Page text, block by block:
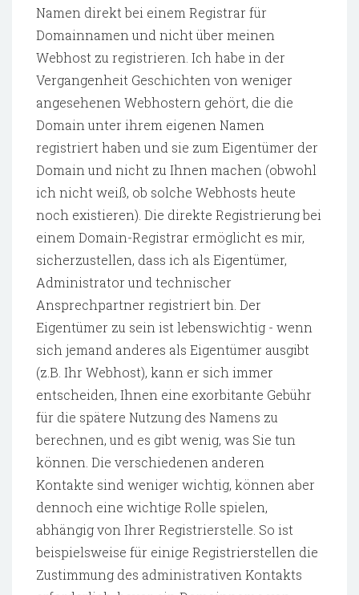
Namen direkt bei einem Registrar für
Domainnamen und nicht über meinen
Webhost zu registrieren. Ich habe in der
Vergangenheit Geschichten von weniger
angesehenen Webhostern gehört, die die
Domain unter ihrem eigenen Namen
registriert haben und sie zum Eigentümer der
Domain und nicht zu Ihnen machen (obwohl
ich nicht weiß, ob solche Webhosts heute
noch existieren). Die direkte Registrierung bei
einem Domain-Registrar ermöglicht es mir,
sicherzustellen, dass ich als Eigentümer,
Administrator und technischer
Ansprechpartner registriert bin. Der
Eigentümer zu sein ist lebenswichtig - wenn
sich jemand anderes als Eigentümer ausgibt
(z.B. Ihr Webhost), kann er sich immer
entscheiden, Ihnen eine exorbitante Gebühr
für die spätere Nutzung des Namens zu
berechnen, und es gibt wenig, was Sie tun
können. Die verschiedenen anderen
Kontakte sind weniger wichtig, können aber
dennoch eine wichtige Rolle spielen,
abhängig von Ihrer Registrierstelle. So ist
beispielsweise für einige Registrierstellen die
Zustimmung des administrativen Kontakts